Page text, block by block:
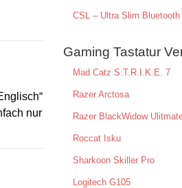
nur
CSL – Ultra Slim Bluetooth
Gaming Tastatur
Mad Catz S.T.R.I.K.E. 7
Razer Arctosa
Razer BlackWidow
Roccat Isku
Sharkoon Skiller Pro
Logitech G105